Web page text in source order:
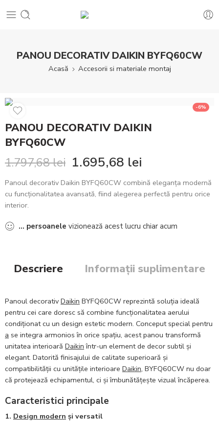
PANOU DECORATIV DAIKIN BYFQ60CW
Acasă Accesorii si materiale montaj
-6%
PANOU DECORATIV DAIKIN
BYFQ60CW
1.797,68lei 1.695,68 lei
Panoul decorativ Daikin BYFQ60CW combină eleganța modernă
cu funcționalitatea avansată, fiind alegerea perfectă pentru orice
interior.
... persoanele vizionează acest lucru chiar acum
Descriere Informații suplimentare
Panoul decorativDaikin BYFQ60CW reprezintă soluția ideală
pentru cei care doresc să combine funcționalitatea aerului
condiționat cu un design estetic modern. Conceput special pentru
a se integra armonios în orice spațiu, acest panou transformă
unitatea interioară Daikin într-un element de decor subtil și
elegant. Datorită finisajului de calitate superioară și
compatibilității cu unitățile interioare Daikin, BYFQ60CW nu doar
că protejează echipamentul, ci și îmbunătățește vizual încăperea.
Caracteristici principale
1. Design modern și versatil